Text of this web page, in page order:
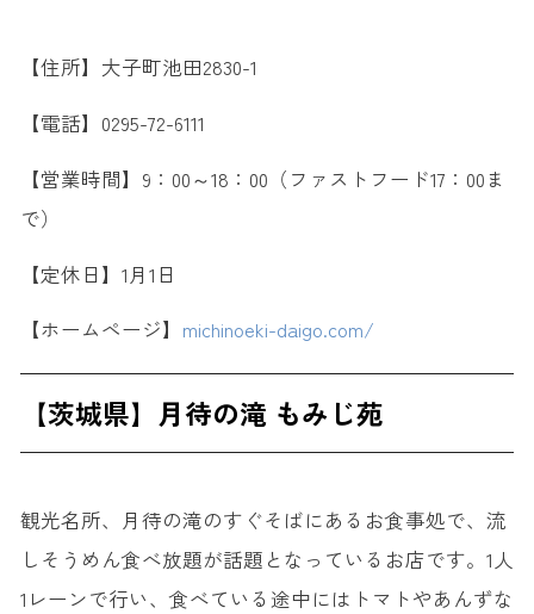
【住所】大子町池田2830-1
【電話】0295-72-6111
【営業時間】9：00～18：00（ファストフード17：00ま
で）
【定休日】1月1日
【ホームページ】 michinoeki-daigo.com/
【茨城県】月待の滝 もみじ苑
観光名所、月待の滝のすぐそばにあるお食事処で、流
しそうめん食べ放題が話題となっているお店です。1人
1レーンで行い、食べている途中にはトマトやあんずな